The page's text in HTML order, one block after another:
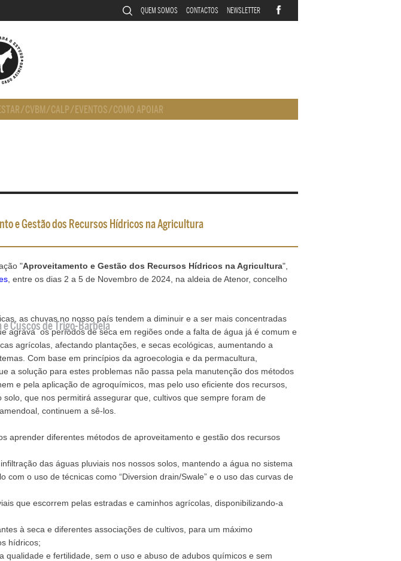
QUEM SOMOS CONTACTOS NEWSLETTER
/CVBM/CALP/ EVENTOS/COMO APOIAR
e Gestão dos Recursos Hídricos na Agricultura
"Aproveitamento e Gestão dos Recursos Hídricos na Agricultura",
, entre os dias 2 a 5 de Novembro de 2024, na aldeia de Atenor, concelho
as chuvas no nosso país tendem a diminuir e a ser mais concentradas
agrava os períodos de seca em regiões onde a falta de água já é comum e
agrícolas, afectando plantações, e secas ecológicas, aumentando a
Com base em princípios da agroecologia e da permacultura,
a solução para estes problemas não passa pela manutenção dos métodos
e pela aplicação de agroquímicos, mas pelo uso eficiente dos recursos,
que nos permitirá assegurar que, cultivos que sempre foram de
continuem a sê-los.
aprender diferentes métodos de aproveitamento e gestão dos recursos
das águas pluviais nos nossos solos, mantendo a água no sistema
com o uso de técnicas como “Diversion drain/Swale” e o uso das curvas de
que escorrem pelas estradas e caminhos agrícolas, disponibilizando-a
à seca e diferentes associações de cultivos, para um máximo
hídricos;
qualidade e fertilidade, sem o uso e abuso de adubos químicos e sem
e Cuscos de Trigo-Barbela